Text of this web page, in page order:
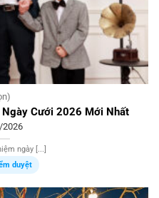
Ngày Cưới 2026 Mới Nhất
ngày [...]
duyệt